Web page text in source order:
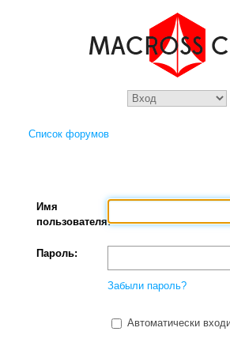
Список форумов
Имя
пользователя:
Пароль:
Забыли пароль?
Автоматически